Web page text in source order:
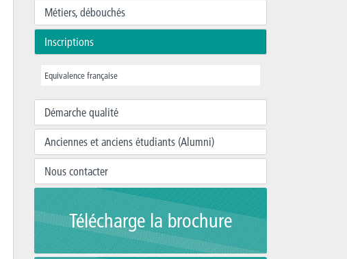
Métiers, débouchés
Inscriptions
Equivalence française
Démarche qualité
Anciennes et anciens étudiants (Alumni)
Nous contacter
Télécharge la brochure